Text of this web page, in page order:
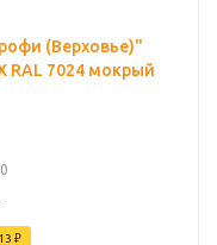
(Верховье)"
RAL 7024 мокрый
₽